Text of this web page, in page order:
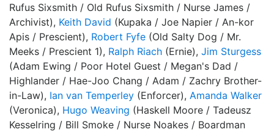
Rufus Sixsmith / Old Rufus Sixsmith / Nurse James /
Archivist), Keith David (Kupaka / Joe Napier / An-kor
Apis / Prescient), Robert Fyfe (Old Salty Dog / Mr.
Meeks / Prescient 1), Ralph Riach (Ernie), Jim Sturgess
(Adam Ewing / Poor Hotel Guest / Megan's Dad /
Highlander / Hae-Joo Chang / Adam / Zachry Brother-
in-Law), Ian van Temperley (Enforcer), Amanda Walker
(Veronica), Hugo Weaving (Haskell Moore / Tadeusz
Kesselring / Bill Smoke / Nurse Noakes / Boardman